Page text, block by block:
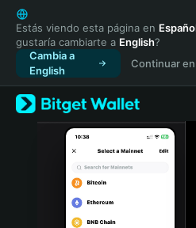
English
日本語
Tiếng Việt
Русский
Español (Latinoamérica)
Türkçe
Italiano
Português (Portugal)
Estás viendo esta página en
gustaría cambiarte a English?
Cambia a
English
Continuar